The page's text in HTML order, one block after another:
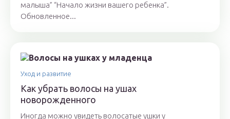
малыша” “Начало жизни вашего ребенка”.
Обновленное...
Уход и развитие
Как убрать волосы на ушах
новорожденного
Иногда можно увидеть волосатые ушки у